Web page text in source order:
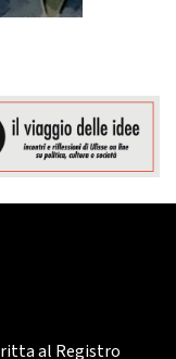
al Registro